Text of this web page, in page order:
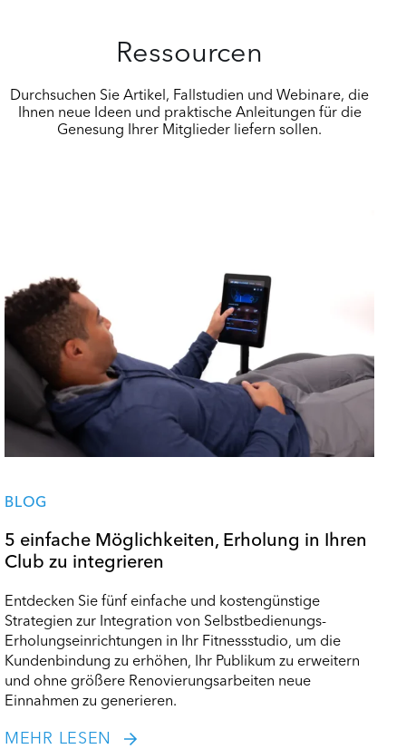
Ressourcen
Durchsuchen Sie Artikel, Fallstudien und Webinare, die
Ihnen neue Ideen und praktische Anleitungen für die
Genesung Ihrer Mitglieder liefern sollen.
BLOG
5 einfache Möglichkeiten, Erholung in Ihren
Club zu integrieren
Entdecken Sie fünf einfache und kostengünstige
Strategien zur Integration von Selbstbedienungs-
Erholungseinrichtungen in Ihr Fitnessstudio, um die
Kundenbindung zu erhöhen, Ihr Publikum zu erweitern
und ohne größere Renovierungsarbeiten neue
Einnahmen zu generieren.
MEHR LESEN